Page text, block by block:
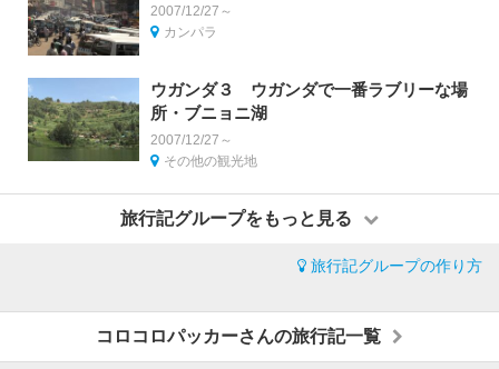
2007/12/27～
カンパラ
ウガンダ３ ウガンダで一番ラブリーな場
所・ブニョニ湖
2007/12/27～
その他の観光地
旅行記グループをもっと見る
旅行記グループの作り方
コロコロパッカーさんの旅行記一覧